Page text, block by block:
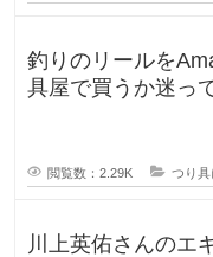
釣りのリールを
具屋で買うか迷っ
閲覧数：2.29K つり具
川上英佑さんのエ